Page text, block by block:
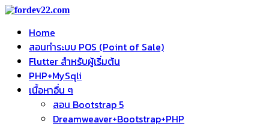
Home
สอนทำระบบ POS (Point of Sale)
Flutter สำหรับผู้เริ่มต้น
PHP+MySqli
เนื้อหาอื่น ๆ
สอน Bootstrap 5
Dreamweaver+Bootstrap+PHP